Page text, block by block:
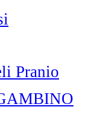
Pranio